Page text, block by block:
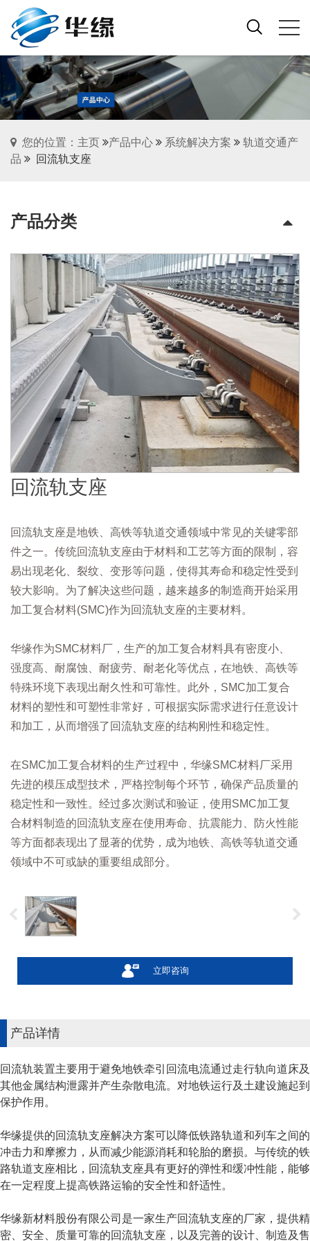
您的位置：主页 产品中心 系统解决方案
轨道交通产
品
回流轨支座
产品分类
回流轨支座
回流轨支座是地铁、高铁等轨道交通领域中常见的关键零部
件之一。传统回流轨支座由于材料和工艺等方面的限制，容
易出现老化、裂纹、变形等问题，使得其寿命和稳定性受到
较大影响。为了解决这些问题，越来越多的制造商开始采用
加工复合材料(SMC)作为回流轨支座的主要材料。
华缘作为SMC材料厂，生产的加工复合材料具有密度小、
强度高、耐腐蚀、耐疲劳、耐老化等优点，在地铁、高铁等
特殊环境下表现出耐久性和可靠性。此外，SMC加工复合
材料的塑性和可塑性非常好，可根据实际需求进行任意设计
和加工，从而增强了回流轨支座的结构刚性和稳定性。
在SMC加工复合材料的生产过程中，华缘SMC材料厂采用
先进的模压成型技术，严格控制每个环节，确保产品质量的
稳定性和一致性。经过多次测试和验证，使用SMC加工复
合材料制造的回流轨支座在使用寿命、抗震能力、防火性能
等方面都表现出了显著的优势，成为地铁、高铁等轨道交通
领域中不可或缺的重要组成部分。
立即咨询
产品详情
回流轨装置主要用于避免地铁牵引回流电流通过走行轨向道床及
其他金属结构泄露并产生杂散电流。对地铁运行及土建设施起到
保护作用。
华缘提供的回流轨支座解决方案可以降低铁路轨道和列车之间的
冲击力和摩擦力，从而减少能源消耗和轮胎的磨损。与传统的铁
路轨道支座相比，回流轨支座具有更好的弹性和缓冲性能，能够
在一定程度上提高铁路运输的安全性和舒适性。
华缘新材料股份有限公司是一家生产回流轨支座的厂家，提供精
密、安全、质量可靠的回流轨支座，以及完善的设计、制造及售